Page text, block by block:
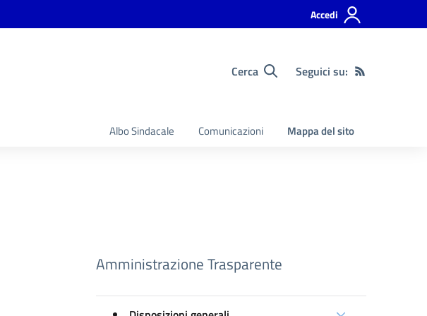
Accedi
Cerca Seguici su:
Albo Sindacale Comunicazioni Mappa del sito
Amministrazione Trasparente